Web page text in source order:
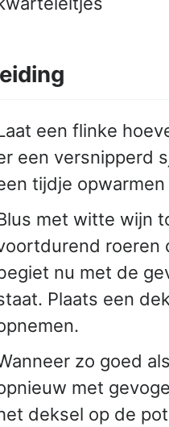
een flinke
een versnipperd
tijdje
met witte wijn
roeren
nu met de
Plaats een
zo goed
met
deksel op de